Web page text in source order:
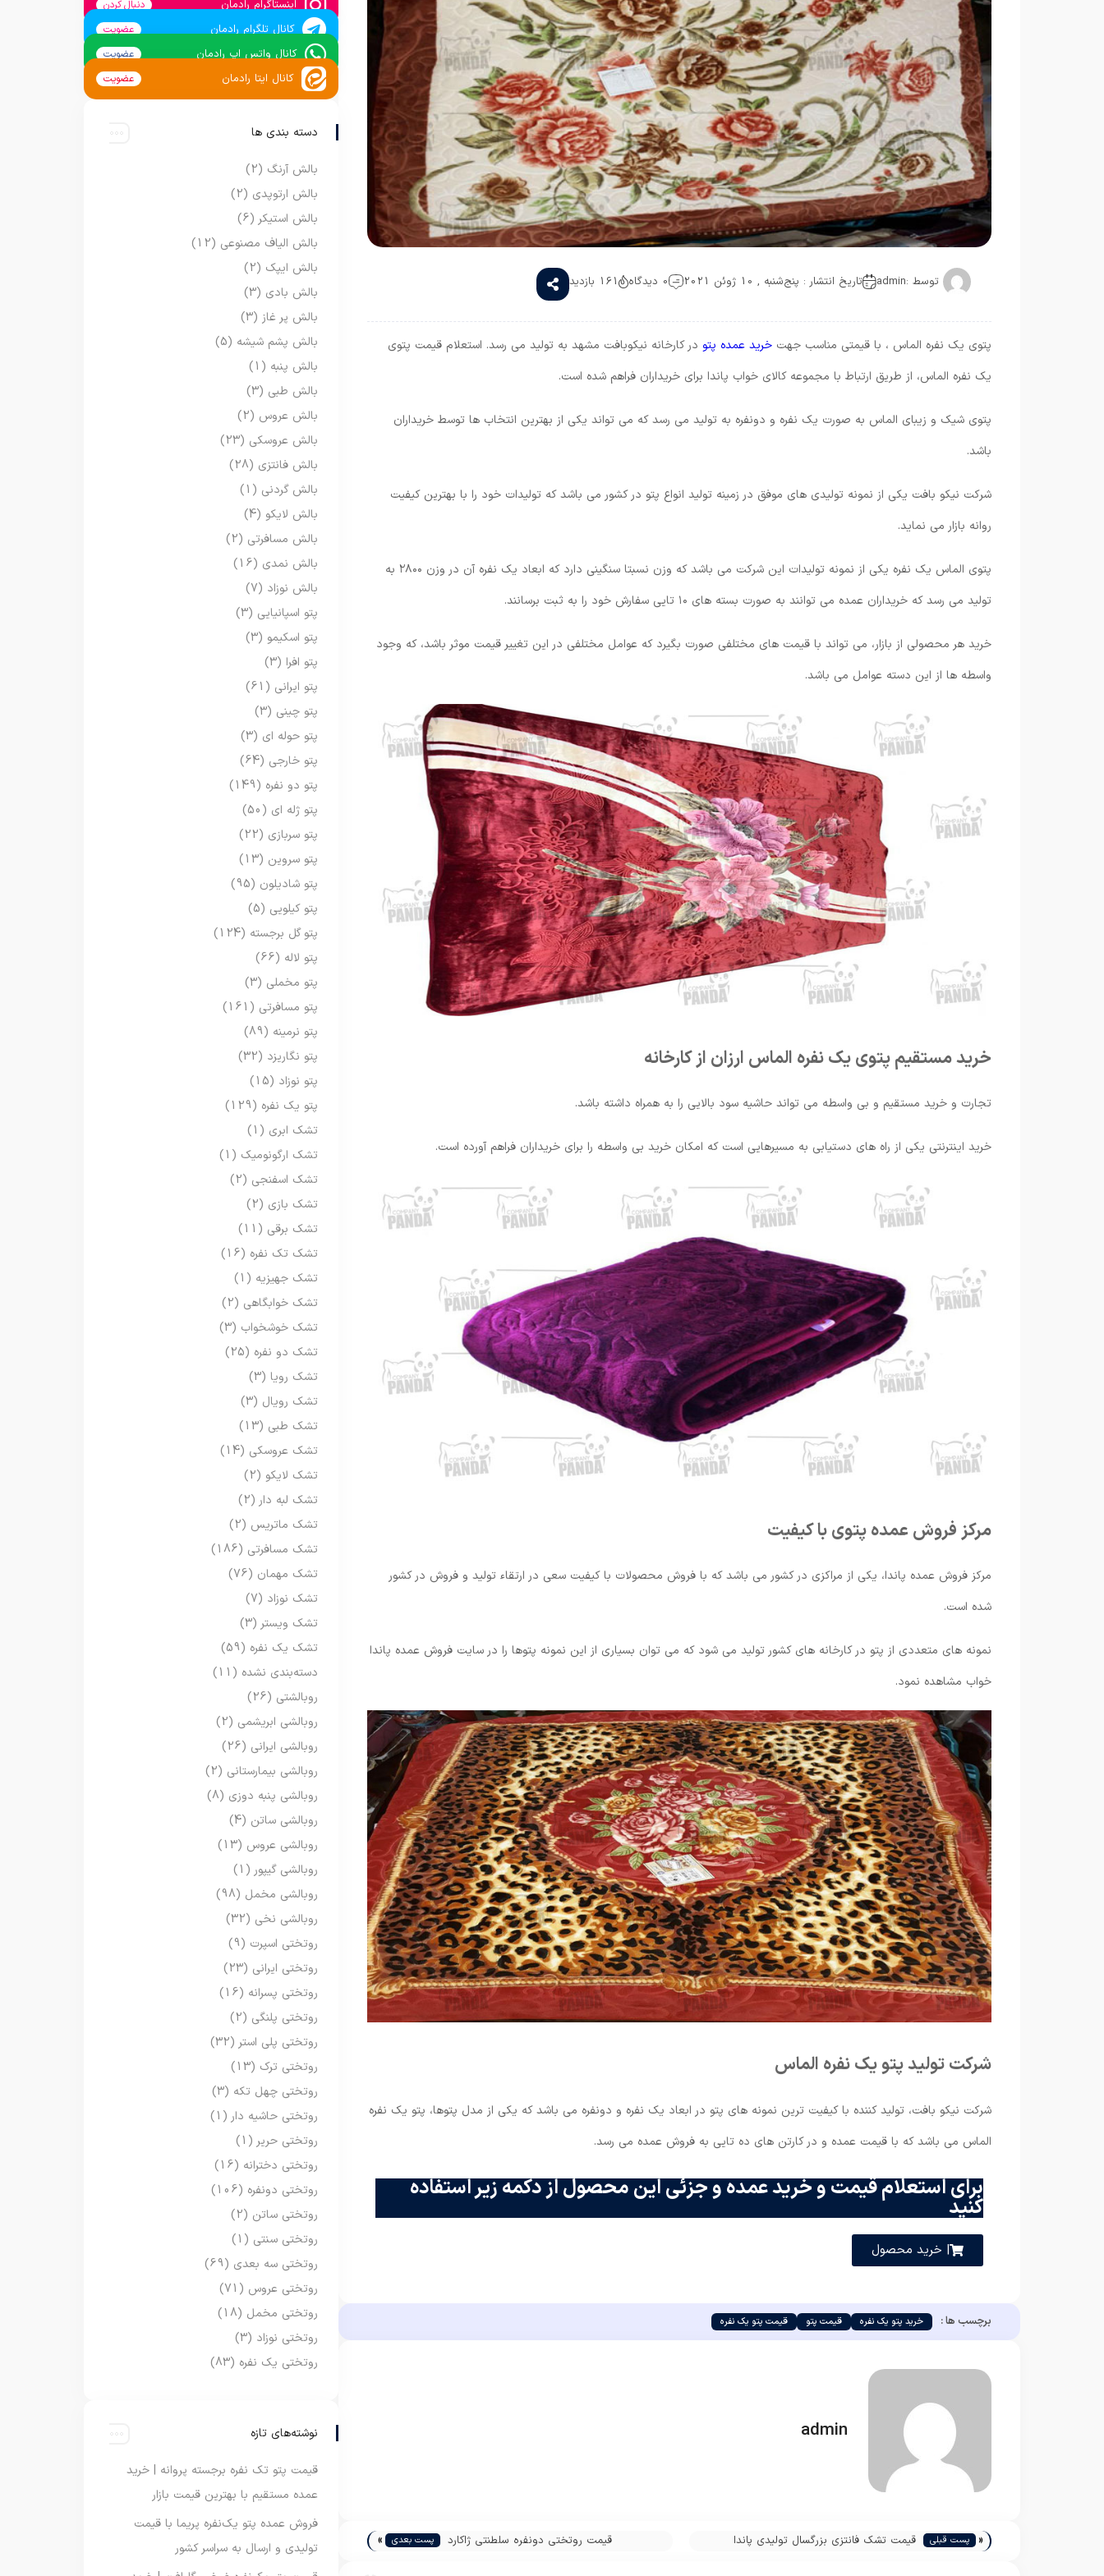
توسط :admin تاریخ انتشار : پنج‌شنبه , 10 ژوئن 2021 0 دیدگاه 161 بازدید
پتوی یک نفره الماس ، با قیمتی مناسب جهت خرید عمده پتو در کارخانه نیکوبافت مشهد به تولید می رسد. استعلام قیمت پتوی
یک نفره الماس، از طریق ارتباط با مجموعه کالای خواب پاندا برای خریداران فراهم شده است.
پتوی شیک و زیبای الماس به صورت یک نفره و دونفره به تولید می رسد که می تواند یکی از بهترین انتخاب ها توسط خریداران
باشد.
شرکت نیکو بافت یکی از نمونه تولیدی های موفق در زمینه تولید انواع پتو در کشور می باشد که تولیدات خود را با بهترین کیفیت
روانه بازار می نماید.
پتوی الماس یک نفره یکی از نمونه تولیدات این شرکت می باشد که وزن نسبتا سنگینی دارد که ابعاد یک نفره آن در وزن ۲۸۰۰ به
تولید می رسد که خریداران عمده می توانند به صورت بسته های ۱۰ تایی سفارش خود را به ثبت برسانند.
خرید هر محصولی از بازار، می تواند با قیمت های مختلفی صورت بگیرد که عوامل مختلفی در این تغییر قیمت موثر باشد، که وجود
واسطه ها از این دسته عوامل می باشد.
خرید مستقیم پتوی یک نفره الماس ارزان از کارخانه
تجارت و خرید مستقیم و بی واسطه می تواند حاشیه سود بالایی را به همراه داشته باشد.
خرید اینترنتی یکی از راه های دستیابی به مسیرهایی است که امکان خرید بی واسطه را برای خریداران فراهم آورده است.
مرکز فروش عمده پتوی با کیفیت
مرکز فروش عمده پاندا، یکی از مراکزی در کشور می باشد که با فروش محصولات با کیفیت سعی در ارتقاء تولید و فروش در کشور
شده است.
نمونه های متعددی از پتو در کارخانه های کشور تولید می شود که می توان بسیاری از این نمونه پتوها را در سایت فروش عمده پاندا
خواب مشاهده نمود.
شرکت تولید پتو یک نفره الماس
شرکت نیکو بافت، تولید کننده با کیفیت ترین نمونه های پتو در ابعاد یک نفره و دونفره می باشد که یکی از مدل پتوها، پتو یک نفره
الماس می باشد که با قیمت عمده و در کارتن های ده تایی به فروش عمده می رسد.
برای استعلام قیمت و خرید عمده و جزئی این محصول از دکمه زیر استفاده
کنید
| خرید محصول
برچسب ها : خرید پتو یک نفره قیمت پتو قیمت پتو یک نفره
admin
« پست قبلی قیمت تشک فانتزی بزرگسال تولیدی پاندا قیمت روتختی دونفره سلطنتی ژاکارد پست بعدی »
اینستاگرام رادمان دنبال کردن
کانال تلگرام رادمان عضویت
کانال واتس اپ رادمان عضویت
کانال ایتا رادمان عضویت
دسته بندی ها
بالش آرنگ (2)
بالش ارتوپدی (2)
بالش استیکر (6)
بالش الیاف مصنوعی (12)
بالش ایپک (2)
بالش بادی (3)
بالش پر غاز (3)
بالش پشم شیشه (5)
بالش پنبه (1)
بالش طبی (3)
بالش عروس (2)
بالش عروسکی (23)
بالش فانتزی (28)
بالش گردنی (1)
بالش لایکو (4)
بالش مسافرتی (2)
بالش نمدی (16)
بالش نوزاد (7)
پتو اسپانیایی (3)
پتو اسکیمو (3)
پتو افرا (3)
پتو ایرانی (61)
پتو چینی (3)
پتو حوله ای (3)
پتو خارجی (64)
پتو دو نفره (149)
پتو ژله ای (50)
پتو سربازی (22)
پتو سروین (13)
پتو شادیلون (95)
پتو کیلویی (5)
پتو گل برجسته (124)
پتو لاله (66)
پتو مخملی (3)
پتو مسافرتی (161)
پتو نرمینه (89)
پتو نگاریزد (32)
پتو نوزاد (15)
پتو یک نفره (129)
تشک ابری (1)
تشک ارگونومیک (1)
تشک اسفنجی (2)
تشک بازی (2)
تشک برقی (11)
تشک تک نفره (16)
تشک جهیزیه (1)
تشک خوابگاهی (2)
تشک خوشخواب (3)
تشک دو نفره (25)
تشک رویا (3)
تشک رویال (3)
تشک طبی (13)
تشک عروسکی (14)
تشک لایکو (2)
تشک لبه دار (2)
تشک ماتریس (2)
تشک مسافرتی (186)
تشک مهمان (76)
تشک نوزاد (7)
تشک ویستر (3)
تشک یک نفره (59)
دسته‌بندی نشده (11)
روبالشتی (26)
روبالشی ابریشمی (2)
روبالشی ایرانی (26)
روبالشی بیمارستانی (2)
روبالشی پنبه دوزی (8)
روبالشی ساتن (4)
روبالشی عروس (13)
روبالشی گیپور (1)
روبالشی مخمل (98)
روبالشی نخی (32)
روتختی اسپرت (9)
روتختی ایرانی (23)
روتختی پسرانه (16)
روتختی پلنگی (2)
روتختی پلی استر (32)
روتختی ترک (13)
روتختی چهل تکه (3)
روتختی حاشیه دار (1)
روتختی حریر (1)
روتختی دخترانه (16)
روتختی دونفره (106)
روتختی ساتن (2)
روتختی سنتی (1)
روتختی سه بعدی (69)
روتختی عروس (71)
روتختی مخمل (18)
روتختی نوزاد (3)
روتختی یک نفره (83)
نوشته‌های تازه
قیمت پتو تک نفره برجسته پروانه | خرید
عمده مستقیم با بهترین قیمت بازار
فروش عمده پتو یک‌نفره پریما با قیمت
تولیدی و ارسال به سراسر کشور